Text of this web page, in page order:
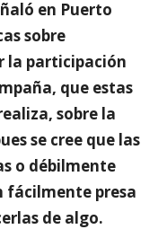
en Puerto
sobre
la participación
que estas
sobre la
se cree que las
o débilmente
fácilmente presa
de algo.